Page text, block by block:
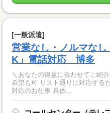
[一般派遣]
営業なし・ノルマな
K」電話対応 博多
＼あなたの得意に合わせてご紹
希望も可 リスト通りに対応する
対応のお仕事 具体...